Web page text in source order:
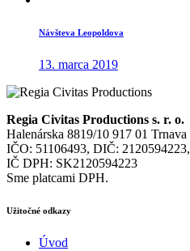
Návšteva Leopoldova
13. marca 2019
Regia Civitas Productions s. r. o.
Halenárska 8819/10 917 01 Trnava
IČO: 51106493, DIČ: 2120594223,
IČ DPH: SK2120594223
Sme platcami DPH.
Užitočné odkazy
Úvod